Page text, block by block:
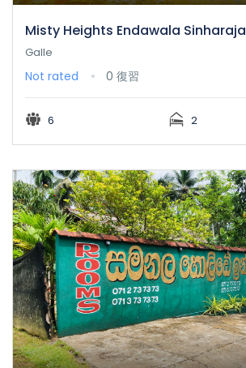
Misty Heights Endawala Sinharaja
Galle
Not rated 0 復習
6 2